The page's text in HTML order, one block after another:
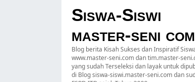
Siswa-Siswi
master-seni com
Blog berita Kisah Sukses dan Inspiratif
www.master-seni.com dan tim.master-
yang sudah Terseleksi dan layak untuk
di Blog siswa-siswi.master-seni.com dan